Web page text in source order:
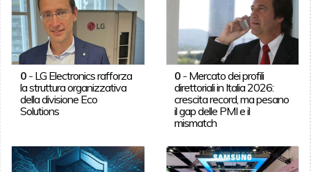
0- LG Electronics rafforza
la struttura organizzativa
della divisione Eco
Solutions
0 - Mercato dei profili
direttoriali in Italia 2026:
crescita record, ma pesano
il gap delle PMI e il
mismatch